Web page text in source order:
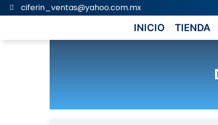
ciferin_ventas@yahoo.com.mx
INICIO TIENDA